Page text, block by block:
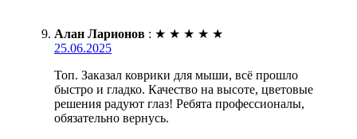
Алан Ларионов : ★ ★ ★ ★ ★
25.06.2025
Топ. Заказал коврики для мыши, всё прошло
быстро и гладко. Качество на высоте, цветовые
решения радуют глаз! Ребята профессионалы,
обязательно вернусь.